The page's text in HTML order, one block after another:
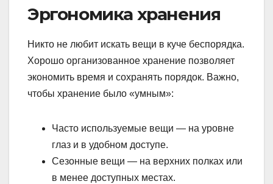
Эргономика хранения
Никто не любит искать вещи в куче беспорядка.
Хорошо организованное хранение позволяет
экономить время и сохранять порядок. Важно,
чтобы хранение было «умным»:
Часто используемые вещи — на уровне
глаз и в удобном доступе.
Сезонные вещи — на верхних полках или
в менее доступных местах.